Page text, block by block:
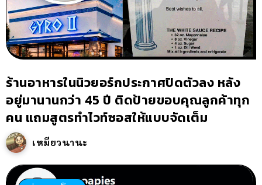
ร้านอาหารในนิวยอร์กประกาศปิดตัวลง หลัง
อยู่มานานกว่า 45 ปี ติดป้ายขอบคุณลูกค้าทุก
คน แถมสูตรทำไวท์ซอสให้แบบจัดเต็ม
เหมียวนานะ